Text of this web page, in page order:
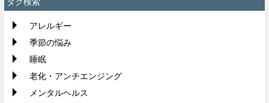
アレルギー
季節の悩み
睡眠
老化・アンチエンジング
メンタルヘルス